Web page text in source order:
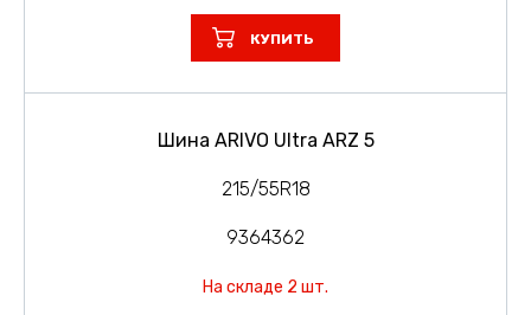
КУПИТЬ
Шина ARIVO Ultra ARZ 5
215/55R18
9364362
На складе 2 шт.